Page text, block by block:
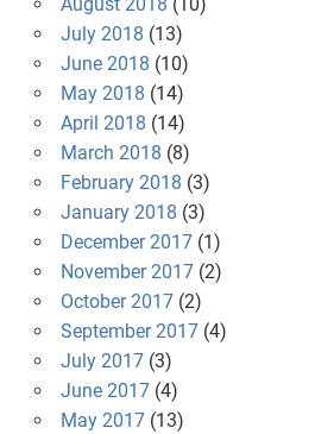
July 2018 (13)
June 2018 (10)
May 2018 (14)
April 2018 (14)
March 2018 (8)
February 2018 (3)
January 2018 (3)
December 2017(1)
November 2017(2)
October 2017(2)
September 2017(4)
July 2017(3)
June 2017(4)
May 2017(13)